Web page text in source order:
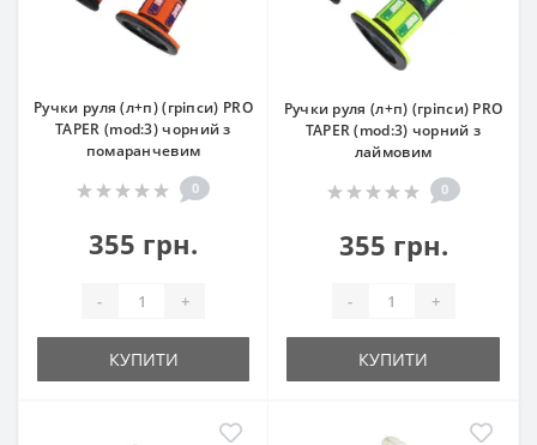
Ручки руля (л+п) (гріпси) PRO
TAPER (mod:3) чорний з
помаранчевим
0
355 грн.
- +
КУПИТИ
Ручки руля (л+п) (гріпси) PRO
TAPER (mod:3) чорний з
лаймовим
0
355 грн.
- +
КУПИТИ